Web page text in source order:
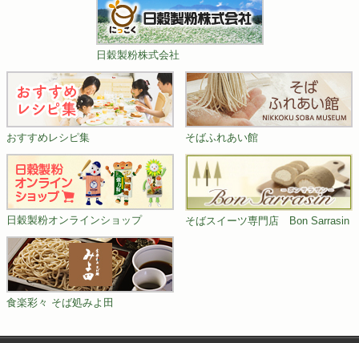
日穀製粉株式会社
おすすめレシピ集 そばふれあい館
日穀製粉オンラインショップ そばスイーツ専門店 Bon Sarrasin
食楽彩々 そば処みよ田